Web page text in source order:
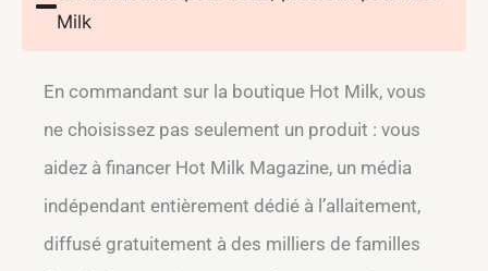
Milk
En commandant sur la boutique Hot Milk, vous
ne choisissez pas seulement un produit : vous
aidez à financer Hot Milk Magazine, un média
indépendant entièrement dédié à l’allaitement,
diffusé gratuitement à des milliers de familles